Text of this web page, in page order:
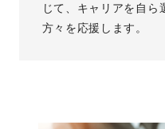
じて、キャリアを自ら
方々を応援します。